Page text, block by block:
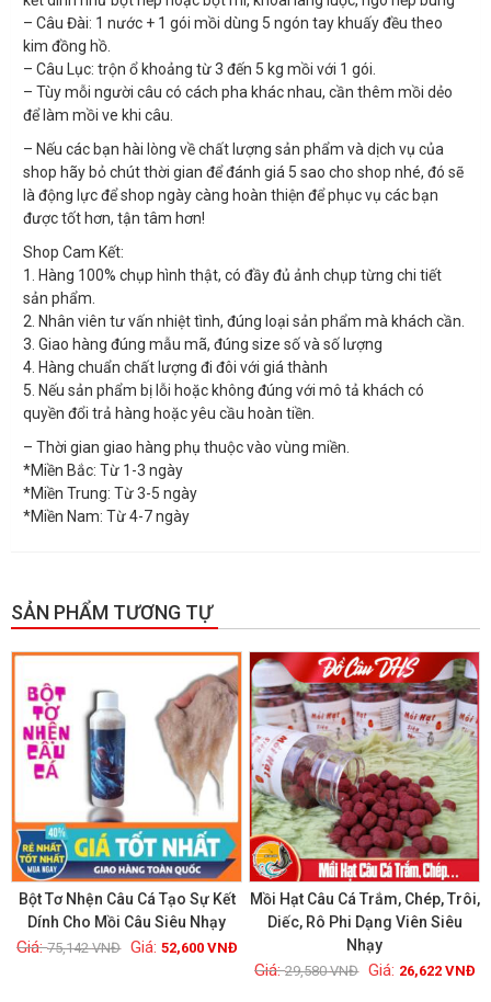
– Câu Đài: 1 nước + 1 gói mồi dùng 5 ngón tay khuấy đều theo
kim đồng hồ.
– Câu Lục: trộn ổ khoảng từ 3 đến 5 kg mồi với 1 gói.
– Tùy mỗi người câu có cách pha khác nhau, cần thêm mồi dẻo
để làm mồi ve khi câu.
– Nếu các bạn hài lòng về chất lượng sản phẩm và dịch vụ của
shop hãy bỏ chút thời gian để đánh giá 5 sao cho shop nhé, đó sẽ
là động lực để shop ngày càng hoàn thiện để phục vụ các bạn
được tốt hơn, tận tâm hơn!
Shop Cam Kết:
1. Hàng 100% chụp hình thật, có đầy đủ ảnh chụp từng chi tiết
sản phẩm.
2. Nhân viên tư vấn nhiệt tình, đúng loại sản phẩm mà khách cần.
3. Giao hàng đúng mẫu mã, đúng size số và số lượng
4. Hàng chuẩn chất lượng đi đôi với giá thành
5. Nếu sản phẩm bị lỗi hoặc không đúng với mô tả khách có
quyền đổi trả hàng hoặc yêu cầu hoàn tiền.
– Thời gian giao hàng phụ thuộc vào vùng miền.
*Miền Bắc: Từ 1-3 ngày
*Miền Trung: Từ 3-5 ngày
*Miền Nam: Từ 4-7 ngày
SẢN PHẨM TƯƠNG TỰ
GIẢM GIÁ!
Bột Tơ Nhện Câu Cá Tạo Sự Kết
Dính Cho Mồi Câu Siêu Nhạy
75,142VNĐ 52,600VNĐ
GIẢM GIÁ!
Xem chi tiết
Mồi Hạt Câu Cá Trắm, Chép, Trôi,
Diếc, Rô Phi Dạng Viên Siêu
Nhạy
29,580VNĐ 26,622VNĐ